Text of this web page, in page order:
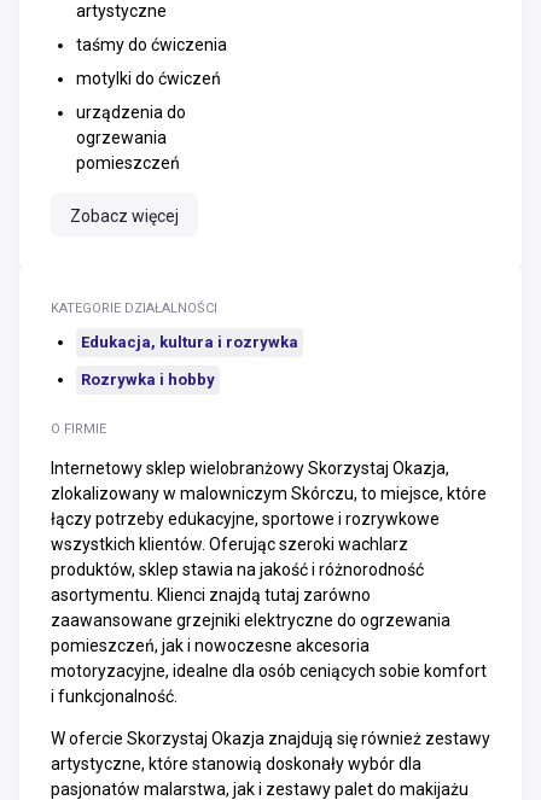
artystyczne
taśmy do ćwiczenia
motylki do ćwiczeń
urządzenia do
ogrzewania
pomieszczeń
Zobacz więcej
O FIRMIE
Internetowy sklep wielobranżowy Skorzystaj Okazja,
zlokalizowany w malowniczym Skórczu, to miejsce, które
łączy potrzeby edukacyjne, sportowe i rozrywkowe
wszystkich klientów. Oferując szeroki wachlarz
produktów, sklep stawia na jakość i różnorodność
asortymentu. Klienci znajdą tutaj zarówno
zaawansowane grzejniki elektryczne do ogrzewania
pomieszczeń, jak i nowoczesne akcesoria
motoryzacyjne, idealne dla osób ceniących sobie komfort
i funkcjonalność.
W ofercie Skorzystaj Okazja znajdują się również zestawy
artystyczne, które stanowią doskonały wybór dla
pasjonatów malarstwa, jak i zestawy palet do makijażu
KATEGORIE DZIAŁALNOŚCI
Edukacja, kultura i rozrywka
Rozrywka i hobby